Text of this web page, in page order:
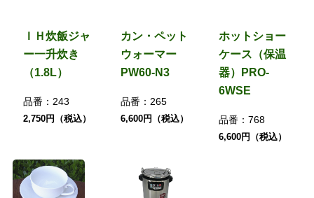
ＩＨ炊飯ジャ
ー一升炊き
（1.8L）
品番： 243
2,750円（税込）
カン・ペット
ウォーマー
PW60-N3
品番：265
6,600円（税込）
ホットショー
ケース（保温
器）PRO-
6WSE
品番：768
6,600円（税込）